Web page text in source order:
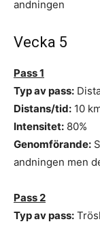
andningen
Vecka 5
Pass 1
Typ av pass:
Distans/tid: 10
Intensitet: 80%
Genomförande:
andningen men
Pass 2
Typ av pass: